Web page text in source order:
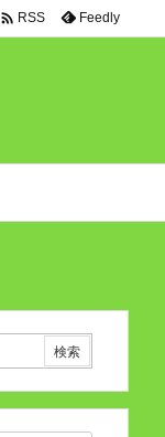
 RSS Feedly